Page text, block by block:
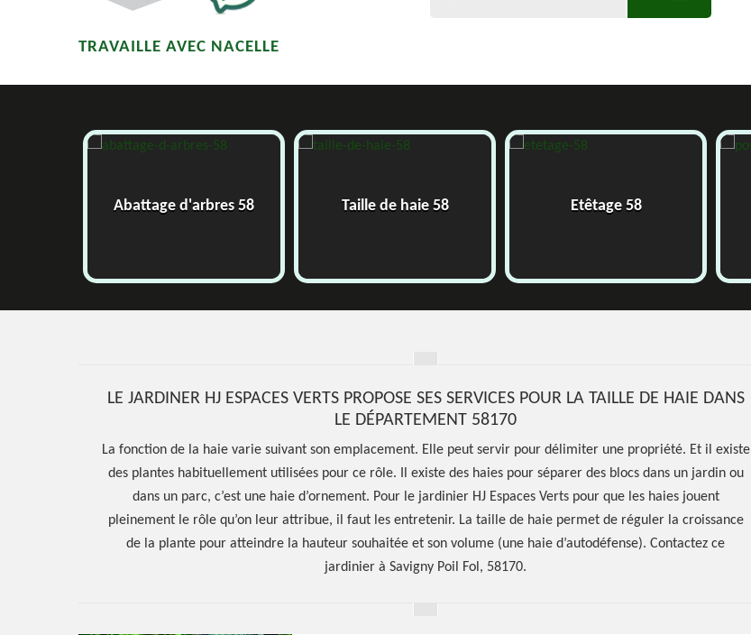
TRAVAILLE AVEC NACELLE
Abattage d'arbres 58 Taille de haie 58 Etêtage 58
LE JARDINER HJ ESPACES VERTS PROPOSE SES SERVICES POUR LA TAILLE DE HAIE DANS
LE DÉPARTEMENT 58170
La fonction de la haie varie suivant son emplacement. Elle peut servir pour délimiter une propriété. Et il existe
des plantes habituellement utilisées pour ce rôle. Il existe des haies pour séparer des blocs dans un jardin ou
dans un parc, c’est une haie d’ornement. Pour le jardinier HJ Espaces Verts pour que les haies jouent
pleinement le rôle qu’on leur attribue, il faut les entretenir. La taille de haie permet de réguler la croissance
de la plante pour atteindre la hauteur souhaitée et son volume (une haie d’autodéfense). Contactez ce
jardinier à Savigny Poil Fol, 58170.